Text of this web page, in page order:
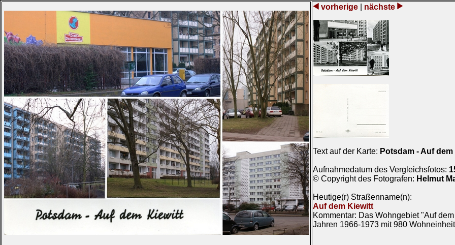
vorherige nächste
Text auf der Karte: Potsdam - Auf
Aufnahmedatum des Vergleichsfotos:
© Copyright des Fotografen: Helmut
Heutige(r) Straßenname(n):
Auf dem Kiewitt
Kommentar: Das Wohngebiet "Auf
Jahren 1966-1973 mit 980